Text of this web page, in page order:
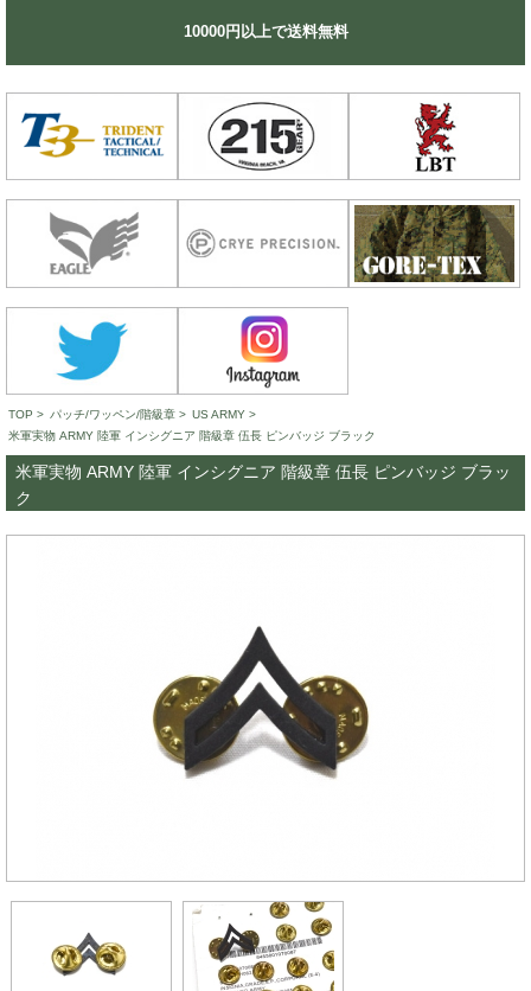
10000円以上で送料無料
TOP > パッチ/ワッペン/階級章 > US ARMY >
米軍実物 ARMY 陸軍 インシグニア 階級章 伍長 ピンバッジ ブラック
米軍実物 ARMY 陸軍 インシグニア 階級章 伍長 ピンバッジ ブラッ
ク